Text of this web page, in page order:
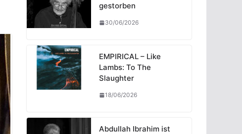
gestorben
30/06/2026
EMPIRICAL – Like
Lambs: To The
Slaughter
18/06/2026
Abdullah Ibrahim ist